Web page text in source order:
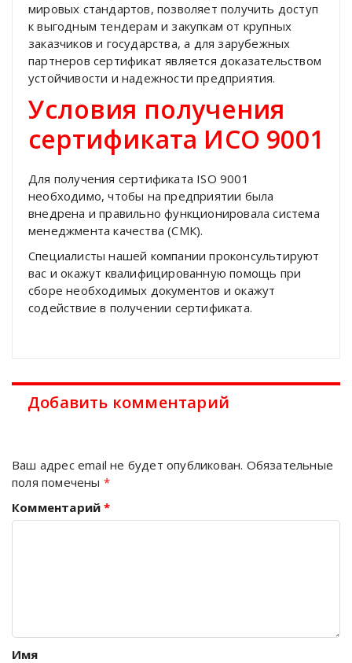
мировых стандартов, позволяет получить доступ
к выгодным тендерам и закупкам от крупных
заказчиков и государства, а для зарубежных
партнеров сертификат является доказательством
устойчивости и надежности предприятия.
Условия получения
сертификата ИСО 9001
Для получения сертификата ISO 9001
необходимо, чтобы на предприятии была
внедрена и правильно функционировала система
менеджмента качества (СМК).
Специалисты нашей компании проконсультируют
вас и окажут квалифицированную помощь при
сборе необходимых документов и окажут
содействие в получении сертификата.
Добавить комментарий
Ваш адрес email не будет опубликован. Обязательные
поля помечены *
Комментарий*
Имя